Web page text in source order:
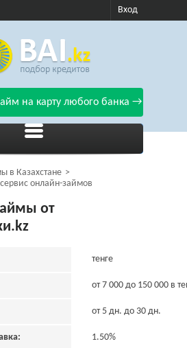
Вход
на карту любого банка →
в Казахстане
онлайн-займов
от
тенге
от 7 000 до 150 000 в
от 5 дн. до 30 дн.
1.50%